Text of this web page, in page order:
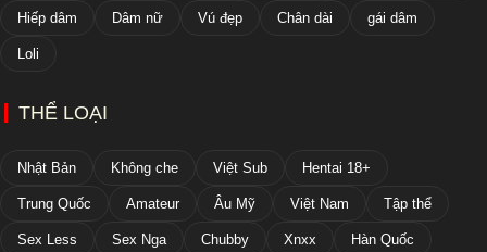
Hiếp dâm Dâm nữ Vú đẹp Chân dài gái dâm
Loli
THỂ LOẠI
Nhật Bản Không che Việt Sub Hentai 18+
Trung Quốc Amateur Âu Mỹ Việt Nam Tập thể
Sex Less Sex Nga Chubby Xnxx Hàn Quốc